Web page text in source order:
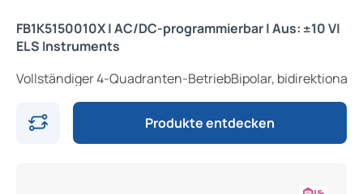
FB1K5150010X | AC/DC-programmierbar | Aus: ±10 V|
ELS Instruments
Vollständiger 4-Quadranten-BetriebBipolar, bidirektional
Produkte entdecken